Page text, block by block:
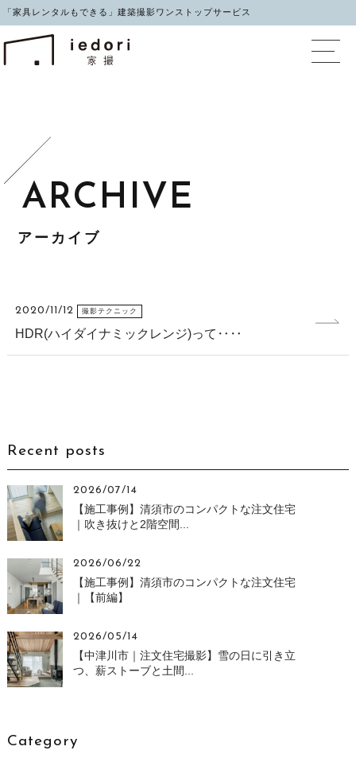
「家具レンタルもできる」建築撮影ワンストップサービス
イエドリ（家撮）家
アーカイブ
2020/11/12 撮影テクニック
HDR(ハイダイナミックレンジ)って‥‥
Recent posts
2026/07/14
【施工事例】清須市のコンパクトな注文住宅
｜吹き抜けと2階空間...
2026/06/22
【施工事例】清須市のコンパクトな注文住宅
｜【前編】
2026/05/14
【中津川市｜注文住宅撮影】雪の日に引き立
つ、薪ストーブと土間...
Category